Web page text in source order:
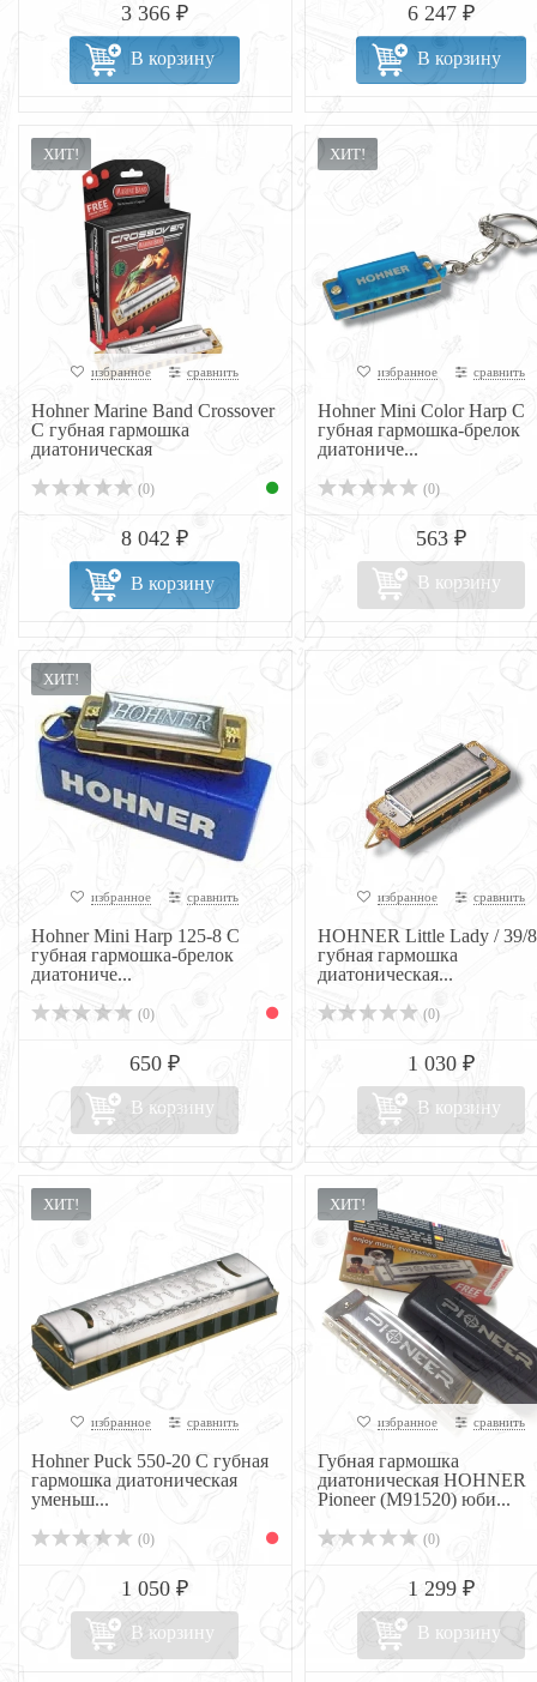
3 366 ₽
В корзину
6 247 ₽
В корзину
ХИТ!
избранное сравнить
Hohner Marine Band Crossover
C губная гармошка
диатоническая
(0)
8 042 ₽
В корзину
ХИТ!
избранное сравнить
Hohner Mini Color Harp C
губная гармошка-брелок
диатониче...
(0)
563 ₽
В корзину
ХИТ!
избранное сравнить
Hohner Mini Harp 125-8 C
губная гармошка-брелок
диатониче...
(0)
650 ₽
В корзину
избранное сравнить
HOHNER Little Lady / 39/
губная гармошка
диатоническая...
(0)
1 030 ₽
В корзину
ХИТ!
избранное сравнить
Hohner Puck 550-20 C губная
гармошка диатоническая
уменьш...
(0)
1 050 ₽
В корзину
ХИТ!
избранное сравнить
Губная гармошка
диатоническая HOHNER
Pioneer (M91520) юби...
(0)
1 299 ₽
В корзину